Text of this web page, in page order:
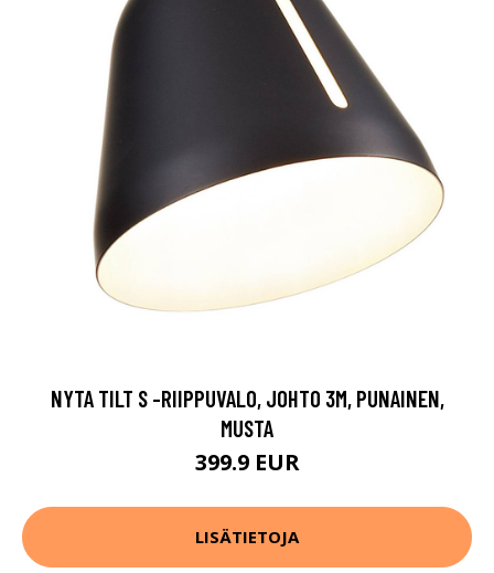
NYTA TILT S -RIIPPUVALO, JOHTO 3M, PUNAINEN,
MUSTA
399.9 EUR
LISÄTIETOJA